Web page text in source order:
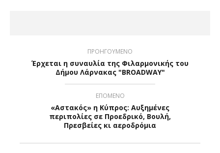
ΠΡΟΗΓΟΥΜΕΝΟ
Έρχεται η συναυλία της Φιλαρμονικής του
Δήμου Λάρνακας "ΒROADWAY"
ΕΠΟΜΕΝΟ
«Αστακός» η Κύπρος: Αυξημένες
περιπολίες σε Προεδρικό, Βουλή,
Πρεσβείες κι αεροδρόμια